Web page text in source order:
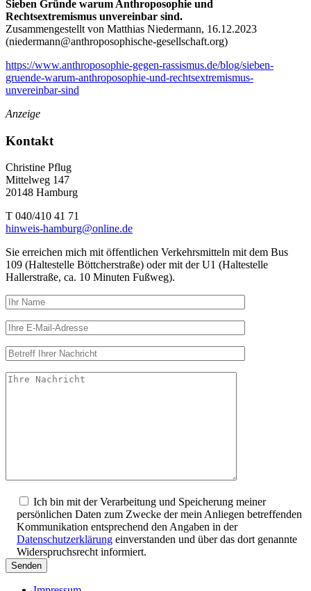
Sieben Gründe warum Anthroposophie und
Rechtsextremismus unvereinbar sind.
Zusammengestellt von Matthias Niedermann, 16.12.2023
(niedermann@anthroposophische-gesellschaft.org)
https://www.anthroposophie-gegen-rassismus.de/blog/sieben-
gruende-warum-anthroposophie-und-rechtsextremismus-
unvereinbar-sind
Anzeige
Kontakt
Christine Pflug
Mittelweg 147
20148 Hamburg
T 040/410 41 71
hinweis-hamburg@online.de
Sie erreichen mich mit öffentlichen Verkehrsmitteln mit dem Bus
109 (Haltestelle Böttcherstraße) oder mit der U1 (Haltestelle
Hallerstraße, ca. 10 Minuten Fußweg).
Ich bin mit der Verarbeitung und Speicherung meiner
persönlichen Daten zum Zwecke der mein Anliegen betreffenden
Kommunikation entsprechend den Angaben in der
Datenschutzerklärung einverstanden und über das dort genannte
Widerspruchsrecht informiert.